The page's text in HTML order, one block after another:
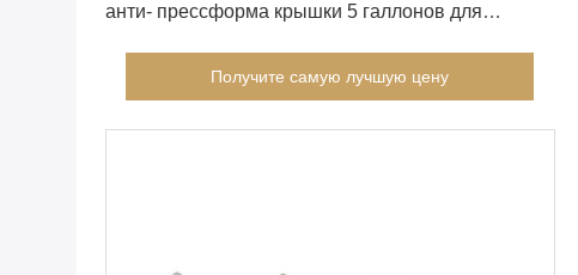
анти- прессформа крышки 5 галлонов для
Получите самую лучшую цену